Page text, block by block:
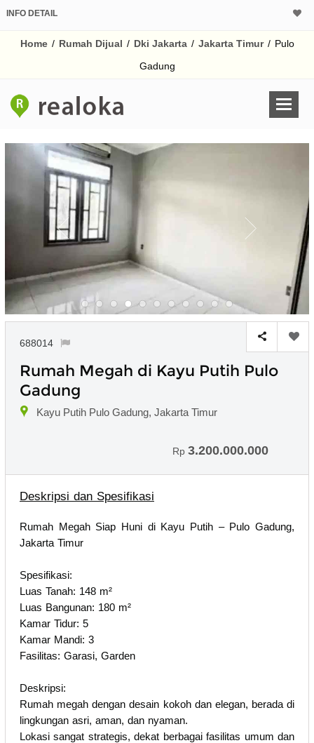
INFO DETAIL
Home / Rumah Dijual / Dki Jakarta / Jakarta Timur / Pulo
Gadung
688014
Rumah Megah di Kayu Putih Pulo
Gadung
Kayu Putih Pulo Gadung, Jakarta Timur
Rp 3.200.000.000
Deskripsi dan Spesifikasi
Rumah Megah Siap Huni di Kayu Putih – Pulo Gadung,
Jakarta Timur
Spesifikasi:
Luas Tanah: 148 m²
Luas Bangunan: 180 m²
Kamar Tidur: 5
Kamar Mandi: 3
Fasilitas: Garasi, Garden
Deskripsi:
Rumah megah dengan desain kokoh dan elegan, berada di
lingkungan asri, aman, dan nyaman.
Lokasi sangat strategis, dekat berbagai fasilitas umum dan
Harga Rp
% /th
Untuk hasil simulasi
pada kotak-
Simpan